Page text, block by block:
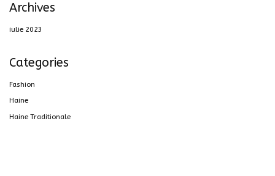
Archives
iulie 2023
Categories
Fashion
Haine
Haine Traditionale